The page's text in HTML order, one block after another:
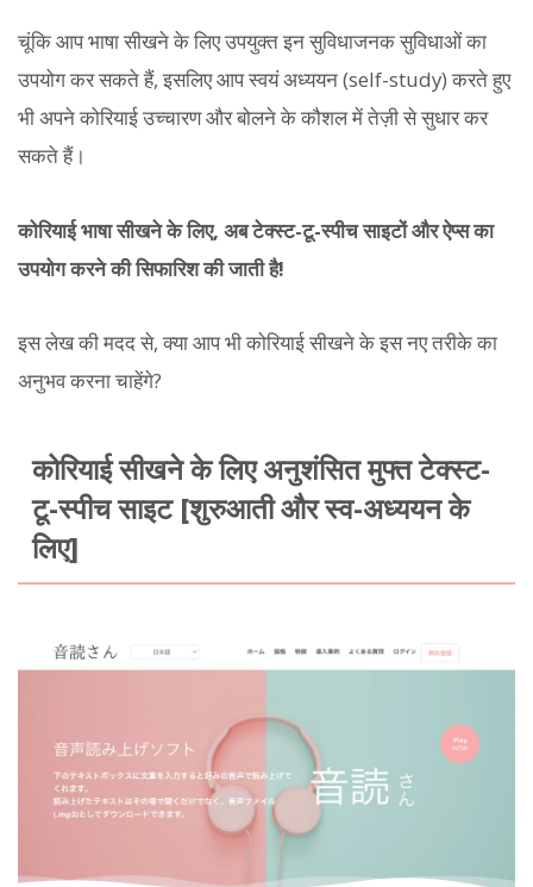
चूंकि आप भाषा सीखने के लिए उपयुक्त इन सुविधाजनक सुविधाओं का
उपयोग कर सकते हैं, इसलिए आप स्वयं अध्ययन (self-study) करते हुए
भी अपने कोरियाई उच्चारण और बोलने के कौशल में तेज़ी से सुधार कर
सकते हैं।
कोरियाई भाषा सीखने के लिए, अब टेक्स्ट-टू-स्पीच साइटों और ऐप्स का
उपयोग करने की सिफारिश की जाती है!
इस लेख की मदद से, क्या आप भी कोरियाई सीखने के इस नए तरीके का
अनुभव करना चाहेंगे?
कोरियाई सीखने के लिए अनुशंसित मुफ्त टेक्स्ट-
टू-स्पीच साइट [शुरुआती और स्व-अध्ययन के
लिए]